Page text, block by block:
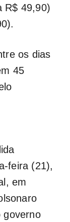
R$ 49,90)
os dias
45
feira (21),
em
governo